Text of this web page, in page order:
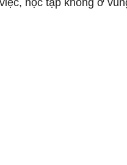
học tập không ở